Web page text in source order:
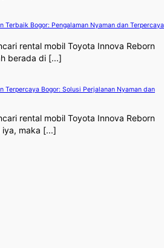
Terbaik Bogor: Pengalaman Nyaman dan Terpercaya
rental mobil Toyota Innova Reborn
berada di [...]
Terpercaya Bogor: Solusi Perjalanan Nyaman dan
rental mobil Toyota Innova Reborn
maka [...]